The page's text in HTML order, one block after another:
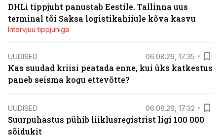
DHLi tippjuht panustab Eestile. Tallinna uus
terminal tõi Saksa logistikahiiule kõva kasvu
Intervjuu tippjuhiga
UUDISED 06.08.26, 17:35
Kas suudad kriisi peatada enne, kui üks katkestus
paneb seisma kogu ettevõtte?
UUDISED 06.08.26, 17:32
Suurpuhastus pühib liiklusregistrist ligi 100 000
sõidukit